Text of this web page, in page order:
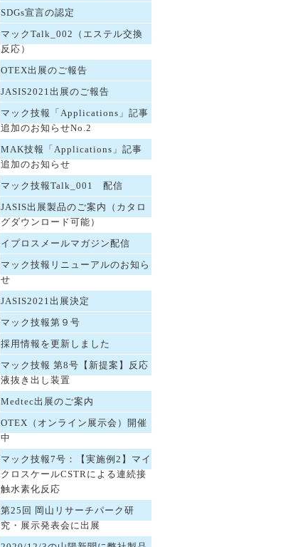
SDGs宣言の認定
マックTalk_002（エステル交換
反応）
OTEX出展のご報告
JASIS2021出展のご報告
マック技報「Applications」記事
追加のお知らせNo.2
MAK技報「Applications」記事
追加のお知らせ
マック技報Talk_001 配信
JASIS出展製品のご案内（カタロ
グダウンロード可能）
イプロスメールマガジン配信
マック技報リニューアルのお知ら
せ
JASIS2021出展決定
マック技報第９号
採用情報を更新しました
マック技報 第8号【新提案】反応
液抜き出し装置
Medtec出展のご案内
OTEX（オンライン展示会）開催
中
マック技報7号：【実施例2】マイ
クロスケールCSTRによる連続接
触水素化反応
第25回 岡山リサーチパーク研
究・展示発表会に出展